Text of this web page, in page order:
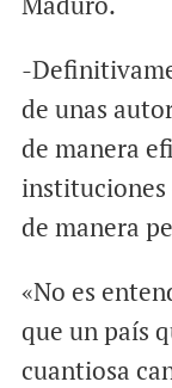
-
de unas
de manera
instituciones
de manera
«No es
que un país
cuantiosa